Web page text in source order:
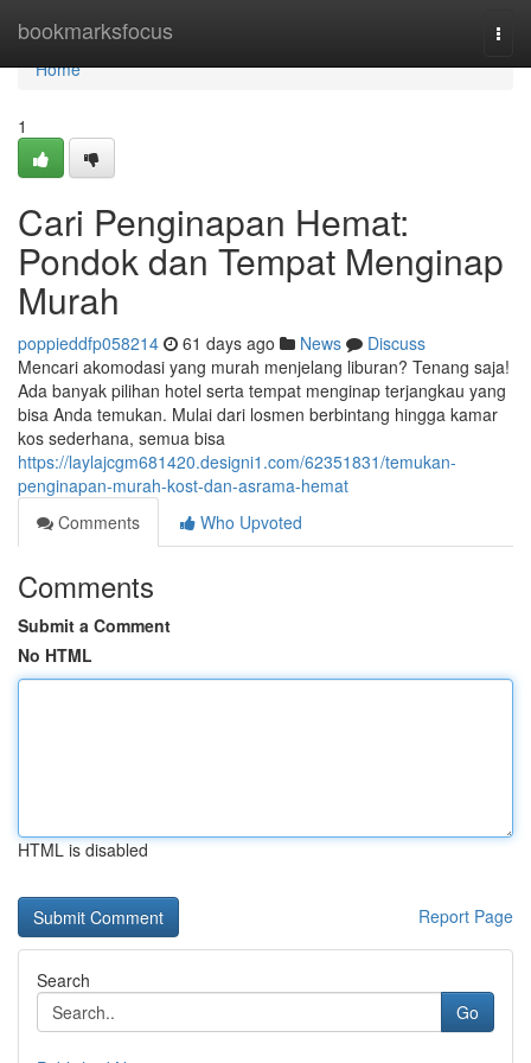
bookmarksfocus
Home
Home
1
Cari Penginapan Hemat:
Pondok dan Tempat Menginap
Murah
poppieddfp058214 61 days ago News
Discuss
Mencari akomodasi yang murah menjelang liburan? Tenang saja!
Ada banyak pilihan hotel serta tempat menginap terjangkau yang
bisa Anda temukan. Mulai dari losmen berbintang hingga kamar
kos sederhana, semua bisa
https://laylajcgm681420.designi1.com/62351831/temukan-
penginapan-murah-kost-dan-asrama-hemat
Comments
Who Upvoted
Comments
Submit a Comment
No HTML
HTML is disabled
Report Page
Search
Go